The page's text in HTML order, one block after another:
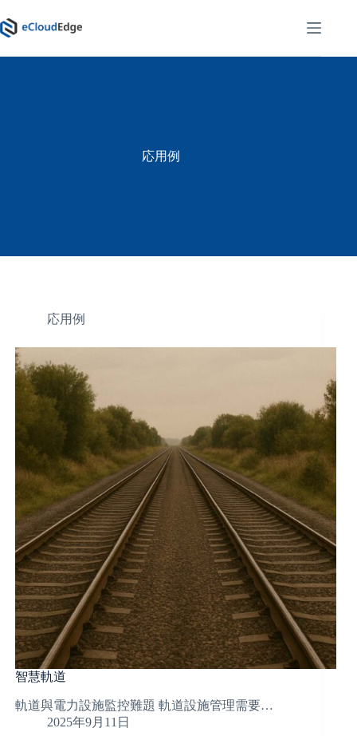
ン
テ
ン
応用例
応用例
智慧軌道
軌道與電力設施監控難題 軌道設施管理需要…
2025年9月11日